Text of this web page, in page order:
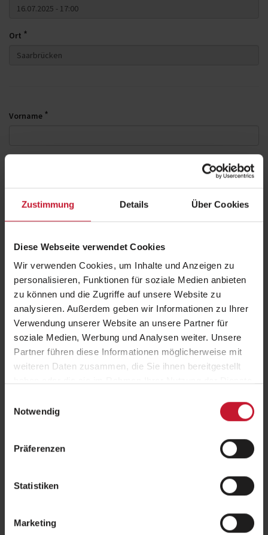
Zustimmung Details Über Cookies
Diese Webseite verwendet Cookies
Wir verwenden Cookies, um Inhalte und Anzeigen zu
personalisieren, Funktionen für soziale Medien anbieten
zu können und die Zugriffe auf unsere Website zu
analysieren. Außerdem geben wir Informationen zu Ihrer
Verwendung unserer Website an unsere Partner für
soziale Medien, Werbung und Analysen weiter. Unsere
Partner führen diese Informationen möglicherweise mit
weiteren Daten zusammen, die Sie ihnen bereitgestellt
Notwendig
Präferenzen
Statistiken
Marketing
Ort *
Vorname *
E-Mail*
Anmerkungen
Hiermit willige ich ein, dass meine Telefonnummer verarbeitet wird, damit
informieren darf. Mir ist bewusst, dass ich diese Einwilligung jederzeit mit
Wirkung für die Zukunft, per E-Mail an
oder auf jedem